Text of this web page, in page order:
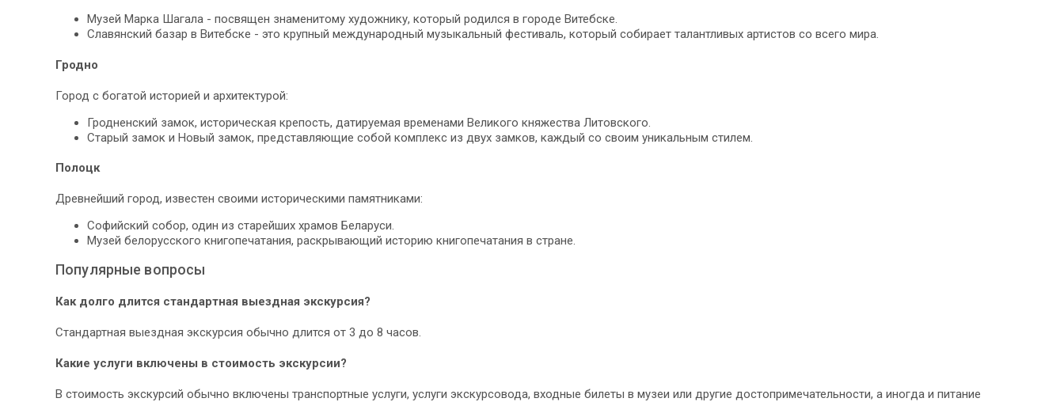
Музей Марка Шагала - посвящен знаменитому художнику, который родился в городе Витебске.
Славянский базар в Витебске - это крупный международный музыкальный фестиваль, который собирает талантливых артистов со всего мира.
Гродно
Город с богатой историей и архитектурой:
Гродненский замок, историческая крепость, датируемая временами Великого княжества Литовского.
Старый замок и Новый замок, представляющие собой комплекс из двух замков, каждый со своим уникальным стилем.
Полоцк
Древнейший город, известен своими историческими памятниками:
Софийский собор, один из старейших храмов Беларуси.
Музей белорусского книгопечатания, раскрывающий историю книгопечатания в стране.
Популярные вопросы
Как долго длится стандартная выездная экскурсия?
Стандартная выездная экскурсия обычно длится от 3 до 8 часов.
Какие услуги включены в стоимость экскурсии?
В стоимость экскурсий обычно включены транспортные услуги, услуги экскурсовода, входные билеты в музеи или другие достопримечательности, а иногда и питание